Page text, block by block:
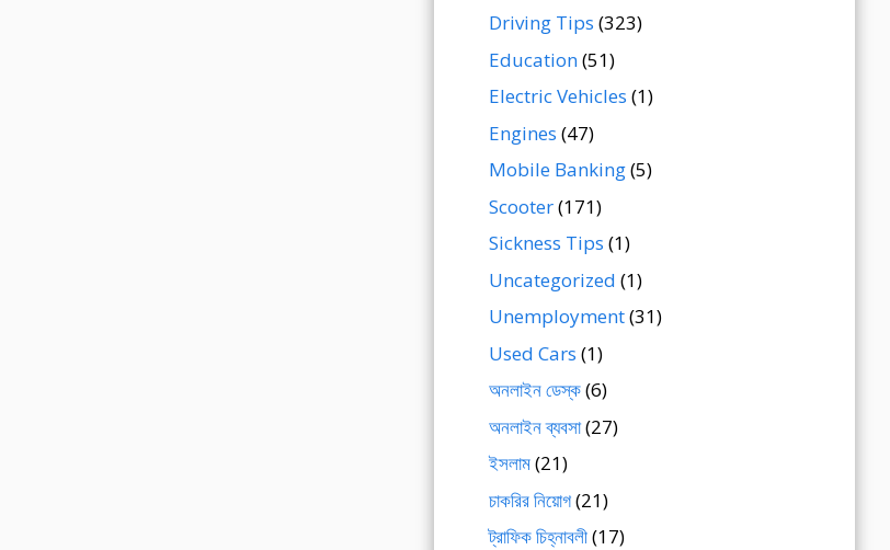
Driving Tips (323)
Education(51)
Electric Vehicles (1)
Engines (47)
Mobile Banking(5)
Scooter(171)
Sickness Tips (1)
Uncategorized (1)
Unemployment(31)
Used Cars (1)
অনলাইন ডেস্ক(6)
অনলাইন ব্যবসা(27)
ইসলাম(21)
চাকরির নিয়োগ(21)
ট্রাফিক চিহ্নাবলী(17)